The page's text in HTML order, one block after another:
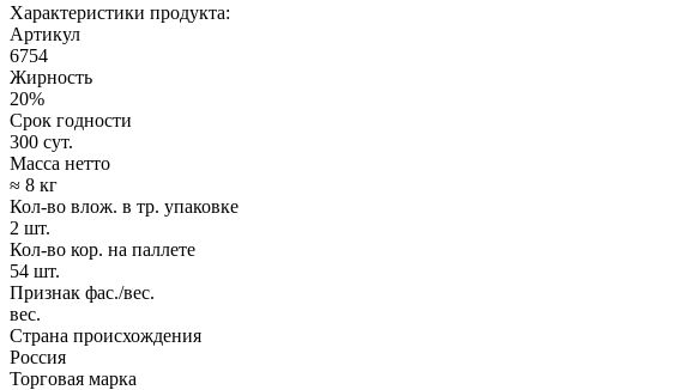
Характеристики продукта:
Артикул
6754
Жирность
20%
Срок годности
300 сут.
Масса нетто
≈ 8 кг
Кол-во влож. в тр. упаковке
2 шт.
Кол-во кор. на паллете
54 шт.
Признак фас./вес.
вес.
Страна происхождения
Россия
Торговая марка